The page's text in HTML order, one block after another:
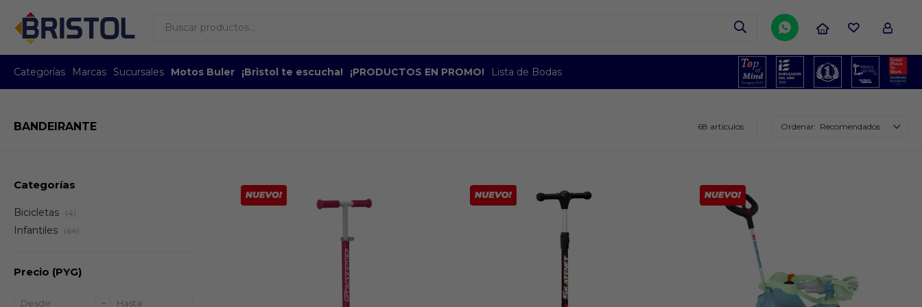
Categorías Marcas Sucursales Motos Buler ¡Bristol te escucha! ¡PRODUCTOS EN PROMO! Lista de Bodas

BANDEIRANTE 68 artículos Recomendados
Categorías
Bicicletas (4)
Infantiles (64)
Precio (PYG)